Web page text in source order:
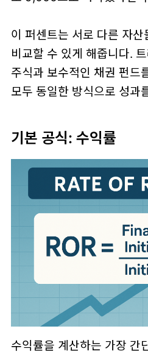
이 퍼센트는 서로 다른 자
비교할 수 있게 해줍니다.
주식과 보수적인 채권 펀드
모두 동일한 방식으로 성과
기본 공식: 수익률
수익률을 계산하는 가장 간